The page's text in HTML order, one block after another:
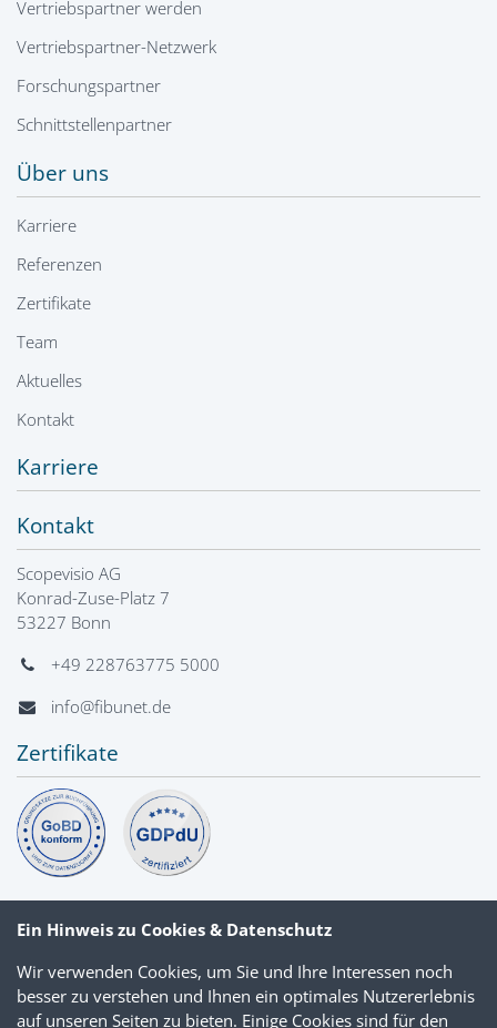
Vertriebspartner werden
Vertriebspartner-Netzwerk
Forschungspartner
Schnittstellenpartner
Über uns
Karriere
Referenzen
Zertifikate
Team
Aktuelles
Kontakt
Karriere
Kontakt
Scopevisio AG
Konrad-Zuse-Platz 7
53227 Bonn
+49 228763775 5000
info@fibunet.de
Zertifikate
Ein Hinweis zu Cookies & Datenschutz
Wir verwenden Cookies, um Sie und Ihre Interessen noch
besser zu verstehen und Ihnen ein optimales Nutzererlebnis
auf unseren Seiten zu bieten. Einige Cookies sind für den